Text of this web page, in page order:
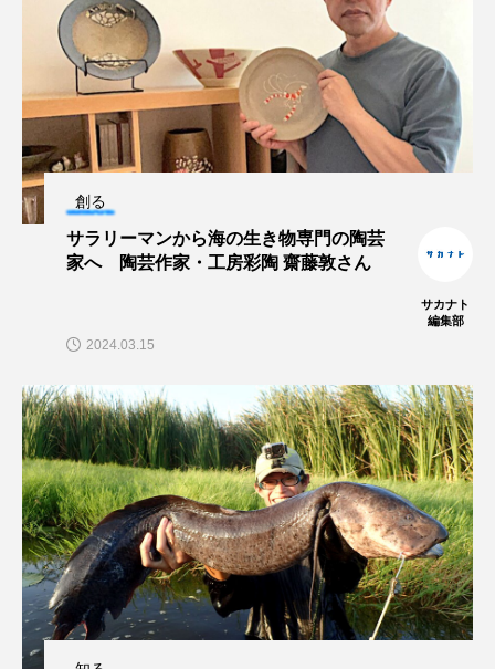
保全 健康 八景島シーパラダイス
共生 分析 分類 刺胞動物
剥製 動物園 化石 北の大地の水族館
名古屋港水族館 哺乳類 商品
四国
四国水族館
在来生物 地域名 城崎マリンワールド
夏 外来生物 外来種 外来魚
大分県 天然記念物 奈良県
宍道湖自然館ゴビウス 宮古島 寄生
寄生虫 対馬 寿司 小樽
創る
サラリーマンから海の生き物専門の陶芸
家へ 陶芸作家・工房彩陶 齋藤敦さん
サカナト
編集部
2024.03.15